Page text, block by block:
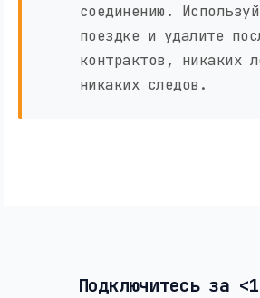
соединению.
поездке и удалите
контрактов, никаких
никаких следов.
Подключитесь за